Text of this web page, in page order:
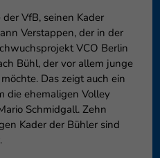
VfB, seinen Kader
Verstappen, der in der
VCO Berlin
Bühl, der vor allem junge
Das zeigt auch ein
die ehemaligen Volley
Schmidgall. Zehn
Kader der Bühler sind